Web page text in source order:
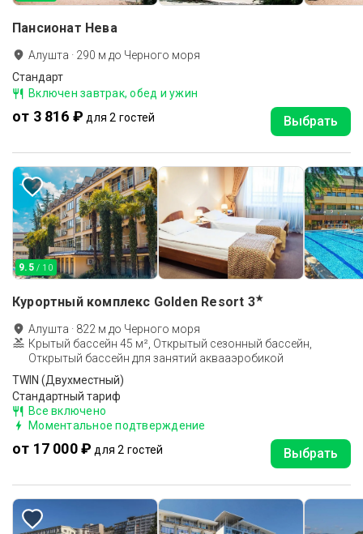
Пансионат Нева
Алушта · 290 м до Черного моря
Стандарт
Включен завтрак, обед и ужин
от 3 816 ₽ для 2 гостей Выбрать
9.5 / 10
Курортный комплекс Golden Resort 3★
Алушта · 822 м до Черного моря
Крытый бассейн 45 м², Открытый сезонный бассейн,
Открытый бассейн для занятий аквааэробикой
TWIN (Двухместный)
Стандартный тариф
Все включено
Моментальное подтверждение
от 17 000 ₽ для 2 гостей Выбрать